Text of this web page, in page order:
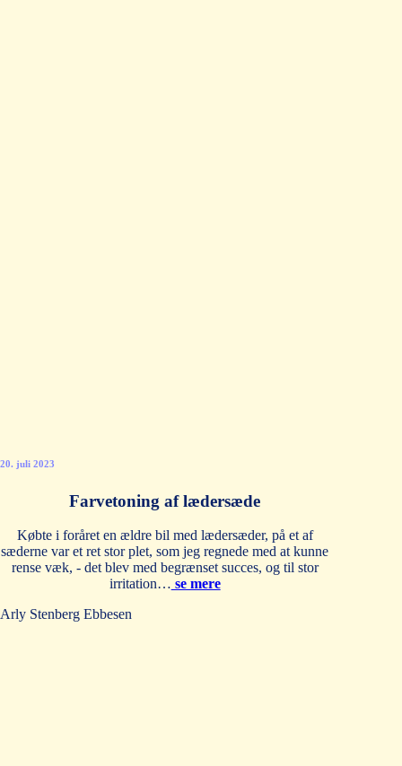
20. juli 2023
Farvetoning af lædersæde
Købte i foråret en ældre bil med lædersæder, på et af
sæderne var et ret stor plet, som jeg regnede med at kunne
rense væk, - det blev med begrænset succes, og til stor
irritation… se mere
Arly Stenberg Ebbesen